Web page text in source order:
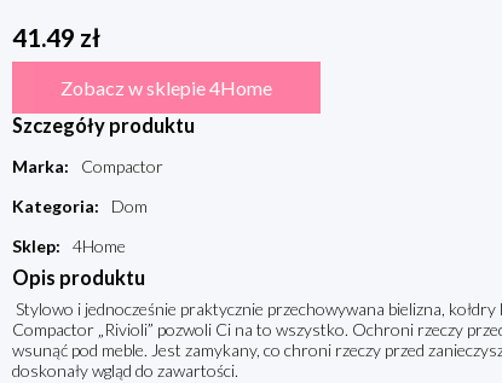
41.49 zł
Zobacz w sklepie 4Home
Szczegóły produktu
Marka:
Compactor
Kategoria:
Dom
Sklep: 4Home
Opis produktu
Stylowo i jednocześnie praktycznie przechowywana bielizna,
Compactor „Rivioli” pozwoli Ci na to wszystko. Ochroni rzeczy
wsunąć pod meble. Jest zamykany, co chroni rzeczy przed
doskonały wgląd do zawartości.